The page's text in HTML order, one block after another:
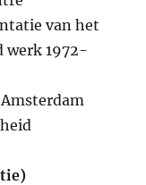
van het
werk 1972-